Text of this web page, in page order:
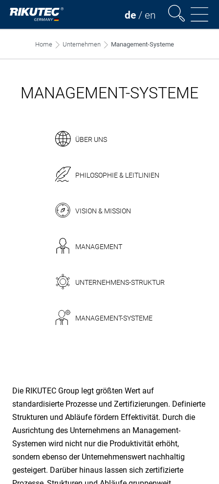
de / en
Home Unternehmen Management-Systeme
MANAGEMENT-SYSTEME
ÜBER UNS
PHILOSOPHIE & LEITLINIEN
VISION & MISSION
MANAGEMENT
UNTERNEHMENS-STRUKTUR
MANAGEMENT-SYSTEME
Die RIKUTEC Group legt größten Wert auf
standardisierte Prozesse und Zertifizierungen. Definierte
Strukturen und Abläufe fördern Effektivität. Durch die
Ausrichtung des Unternehmens an Management-
Systemen wird nicht nur die Produktivität erhöht,
sondern ebenso der Unternehmenswert nachhaltig
gesteigert. Darüber hinaus lassen sich zertifizierte